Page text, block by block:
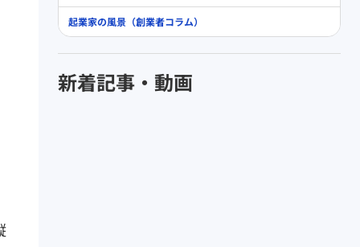
起業家の風景（創業者コラム）
新着記事・動画